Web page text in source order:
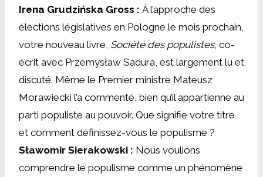
Irena Grudzińska Gross : À l’approche des
élections législatives en Pologne le mois prochain,
votre nouveau livre, Société des populistes, co-
écrit avec Przemysław Sadura, est largement lu et
discuté. Même le Premier ministre Mateusz
Morawiecki l’a commenté, bien qu’il appartienne au
parti populiste au pouvoir. Que signifie votre titre
et comment définissez-vous le populisme ?
Sławomir Sierakowski : Nous voulions
comprendre le populisme comme un phénomène